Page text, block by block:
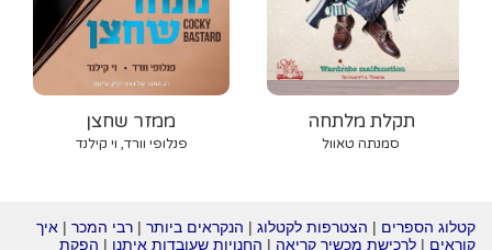
ממזר שחצן
פנלופי וורד, וי קילנד
תקלת מלתחה
סמנתה טאוול
קטלוג הספרים | הצטרפות לקטלוג | הנקראים ביותר | רבי המכר | איך
קוראים | לרכישת מכשיר קריאה | החנויות שעובדות איתנו | הפקת